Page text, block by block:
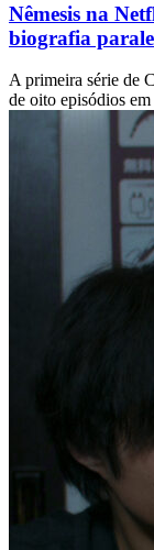
Nêmesis na
biografia
A primeira série de
de oito episódios